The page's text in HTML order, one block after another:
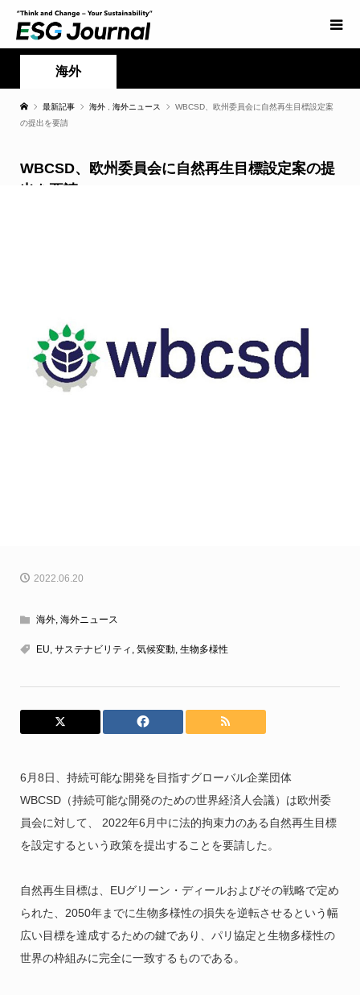
海外
最新記事 海外 海外ニュース
WBCSD、欧州委員会に自然再生目標設定案
の提出を要請
WBCSD、欧州委員会に自然再生目標設定案の提
出を要請
2022.06.20
海外, 海外ニュース
EU, サステナビリティ , 気候変動, 生物多様性
6月8日、持続可能な開発を目指すグローバル企業団体
WBCSD（持続可能な開発のための世界経済人会議）は欧州委
員会に対して、 2022年6月中に法的拘束力のある自然再生目標
を設定するという政策を提出することを要請した。
自然再生目標は、EUグリーン・ディールおよびその戦略で定め
られた、2050年までに生物多様性の損失を逆転させるという幅
広い目標を達成するための鍵であり、パリ協定と生物多様性の
世界の枠組みに完全に一致するものである。